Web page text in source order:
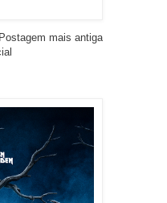
Postagem mais antiga